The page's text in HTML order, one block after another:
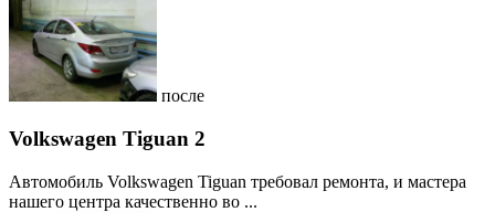
после
Volkswagen Tiguan 2
Автомобиль Volkswagen Tiguan требовал ремонта, и мастера
нашего центра качественно во ...